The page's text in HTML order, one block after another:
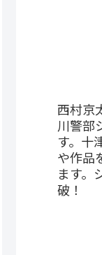
西村京
川警部
す。十
や作品
ます。
破！